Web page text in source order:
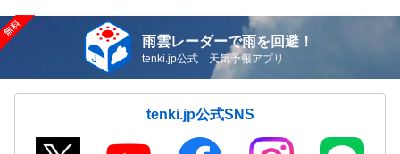
雨雲レーダーで雨を回避！
tenki.jp公式 天気予報アプリ
tenki.jp公式SNS